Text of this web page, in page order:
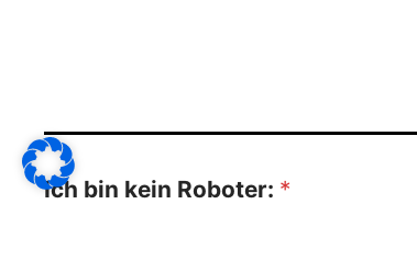
Ich bin kein Roboter: *